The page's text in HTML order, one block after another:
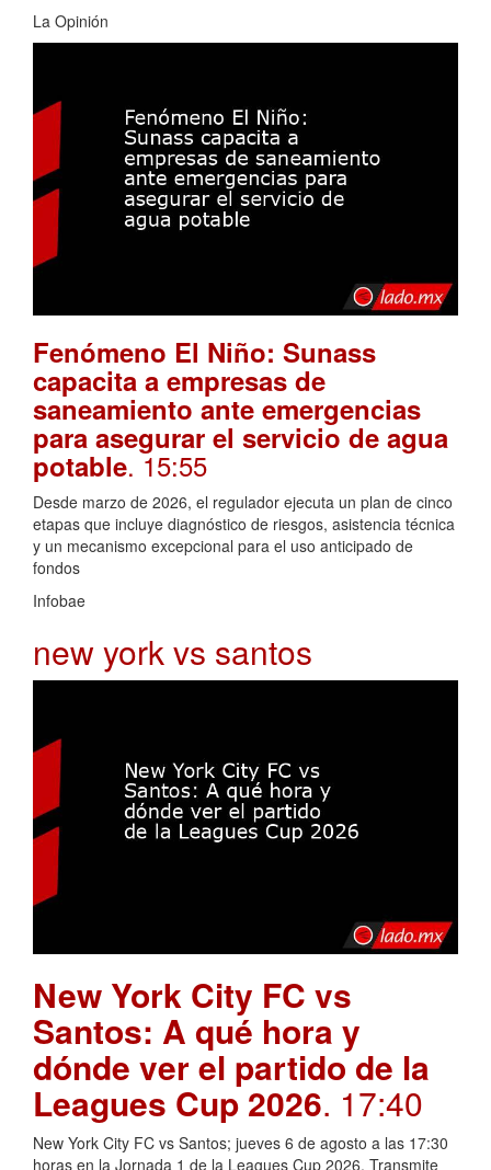
La Opinión
Fenómeno El Niño: Sunass
capacita a empresas de
saneamiento ante emergencias
para asegurar el servicio de agua
potable. 15:55
Desde marzo de 2026, el regulador ejecuta un plan de cinco
etapas que incluye diagnóstico de riesgos, asistencia técnica
y un mecanismo excepcional para el uso anticipado de
fondos
Infobae
new york vs santos
New York City FC vs
Santos: A qué hora y
dónde ver el partido de la
Leagues Cup 2026. 17:40
New York City FC vs Santos; jueves 6 de agosto a las 17:30
horas en la Jornada 1 de la Leagues Cup 2026. Transmite